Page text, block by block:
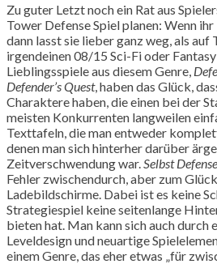
Zu guter Letzt noch ein Rat aus
Tower Defense Spiel planen: Wenn
dann lasst sie lieber ganz weg, als auf
irgendeinen 08/15 Sci-Fi oder
Lieblingsspiele aus diesem Genre,
Defender’s Quest, haben das Glück,
Charaktere haben, die einen bei der
meisten Konkurrenten langweilen
Texttafeln, die man entweder
denen man sich hinterher darüber
Zeitverschwendung war. Selbst
Fehler zwischendurch, aber zum
Ladebildschirme. Dabei ist es keine
Strategiespiel keine seitenlange
bieten hat. Man kann sich auch durch
Leveldesign und neuartige
einem Genre, das eher etwas „für